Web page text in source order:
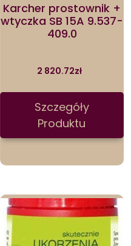
Karcher prostownik +
wtyczka SB 15A 9.537-
409.0
2 820.72zł
Szczegóły
Produktu